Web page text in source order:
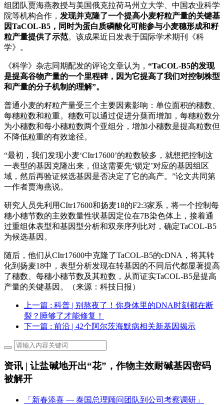
组团队贾海燕教授与美国俄克拉荷马州立大学、中国农业科学
院等机构合作， 发现并克隆了一个提高小麦籽粒产量的关键基
因TaCOL-B5，同时为蛋白质磷酸化可能参与小麦穗形成和籽
粒产量提供了示范。该成果近日发表于国际学术期刊《科
学》。
《科学》杂志同期配发的评论文章认为， “TaCOL-B5的发现
是提高谷物产量的一个里程碑，因为它提高了我们对控制株型
和产量的分子机制的理解”。
普通小麦的籽粒产量受三个主要因素影响：单位面积的穗数、
每穗粒数和粒重。穗数可以通过促进分蘖而增加，每穗粒数分
为小穗数和每小穗粒数两个亚组分，增加小穗数是提高粒数但
不降低粒重的有效途径。
“最初，我们发现小麦‘CItr17600’的粒数较多，就想把控制这
一表型的基因克隆出来，但这需要先‘锁定’对应的基因组区
域，然后再验证候选基因是否决定了它的高产。”论文共同第
一作者贾海燕说。
研究人员先利用CItr17600和扬麦18的F2:3家系，将一个控制每
穗小穗节数的主效数量性状基因定位在7B染色体上，接着通
过重组体表型和基因型分析和双亲序列比对，确定TaCOL-B5
为候选基因。
随后，他们从CItr17600中克隆了TaCOL-B5的cDNA，将其转
化到扬麦18中，表型分析发现在转基因的不同后代都显著提高
了穗数、每穗小穗节数及其粒数，从而证实TaCOL-B5是提高
产量的关键基因。（来源：科技日报）
上一篇 : 科普 | 别熬夜了！你身体里的DNA时刻都在断
裂？睡够了才能修复！
下一篇 : 前沿 | 42个阿尔茨海默病相关新基因揭示
资讯 | 让盐碱地开出“花”，作物主效耐碱基因密码
被解开
「新春添喜 — 泰国总理顾问团队到公司考察调研」